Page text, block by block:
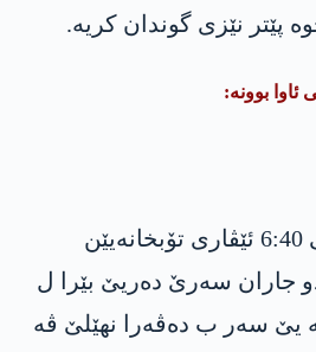
پێتر نێزی گوندان كریه‌.
بوونە:
دەمژمێر 4:38 هەیانی 6:40 ئێڤاری تۆبخانەیێن
جاران سەرێ دەریێ بێرا ل
یێ سەر ب دەڤەرا نهێلێ ڤە